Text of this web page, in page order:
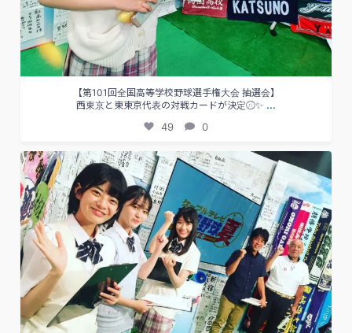
【第101回全国高等学校野球選手権大会 抽選会】
西東京と東東京代表の対戦カードが決定⚾️✨ ...
49 0
夏の高校野球 東西東京大会ダイジェスト⚾︎...
39